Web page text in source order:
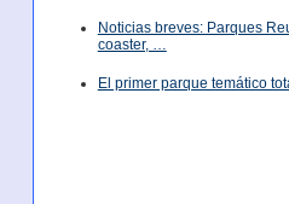
Noticias breves: Parques
coaster, …
El primer parque temático